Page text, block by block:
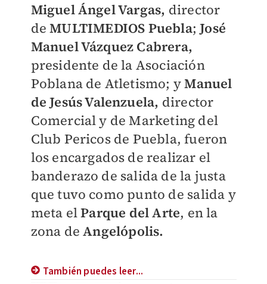
Miguel Ángel Vargas, director
deMULTIMEDIOS Puebla;José
Manuel Vázquez Cabrera,
presidente de la Asociación
Poblana de Atletismo; yManuel
de Jesús Valenzuela, director
Comercial y de Marketing del
Club Pericos de Puebla, fueron
los encargados de realizar el
banderazo de salida de la justa
que tuvo como punto de salida y
meta elParque del Arte, en la
zona deAngelópolis.
También puedes leer...